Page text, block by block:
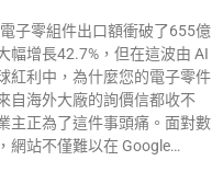
子零組件出口額衝破了655億
幅增長42.7%，但在這波由 AI
紅利中，為什麼您的電子零件
自海外大廠的詢價信都收不
主正為了這件事頭痛。面對數
網站不僅難以在 Google…